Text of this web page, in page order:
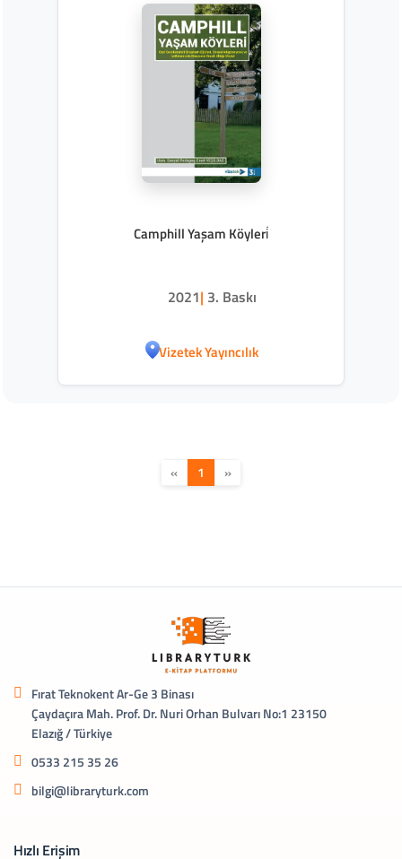
Camphill Yaşam Köyleri̇
2021| 3. Baskı
Vizetek Yayıncılık
« 1 »
Fırat Teknokent Ar-Ge 3 Binası
Çaydaçıra Mah. Prof. Dr. Nuri Orhan Bulvarı No:1 23150
Elazığ / Türkiye
0533 215 35 26
bilgi@libraryturk.com
Hızlı Erişim